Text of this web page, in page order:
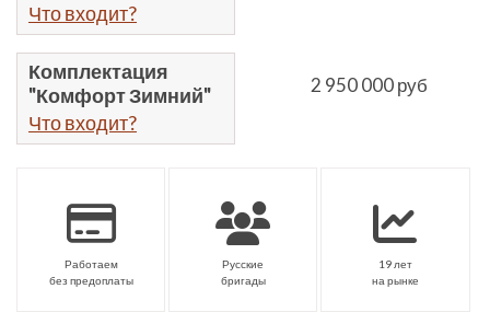
Что входит?
Комплектация
"Комфорт Зимний"
Что входит?
2 950 000 руб
Работаем
без предоплаты
Русские
бригады
19 лет
на рынке